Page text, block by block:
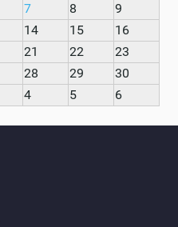
7 8
9
14 15
16
21 22
23
28 29
30
4 5 6